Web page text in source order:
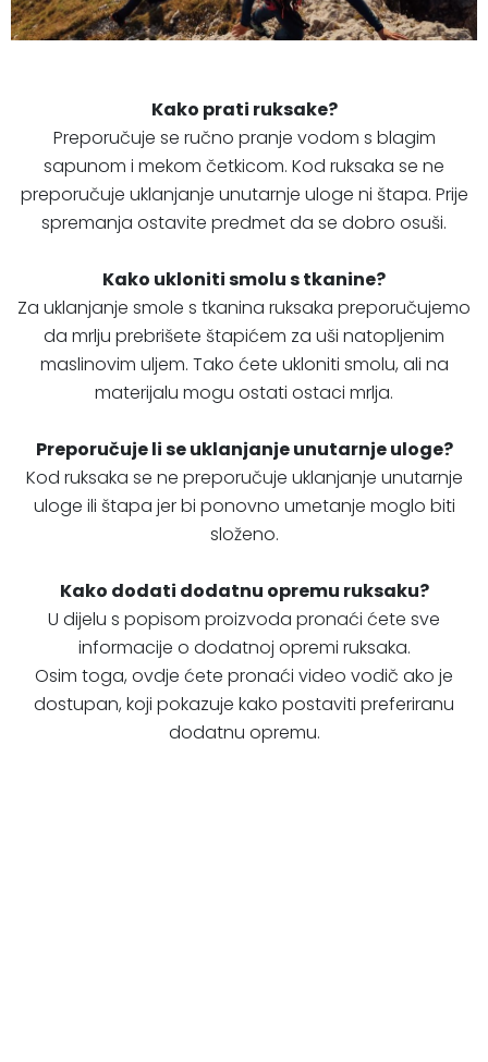
Kako prati ruksake?
Preporučuje se ručno pranje vodom s blagim
sapunom i mekom četkicom. Kod ruksaka se ne
preporučuje uklanjanje unutarnje uloge ni štapa. Prije
spremanja ostavite predmet da se dobro osuši.
Kako ukloniti smolu s tkanine?
Za uklanjanje smole s tkanina ruksaka preporučujemo
da mrlju prebrišete štapićem za uši natopljenim
maslinovim uljem. Tako ćete ukloniti smolu, ali na
materijalu mogu ostati ostaci mrlja.
Preporučuje li se uklanjanje unutarnje uloge?
Kod ruksaka se ne preporučuje uklanjanje unutarnje
uloge ili štapa jer bi ponovno umetanje moglo biti
složeno.
Kako dodati dodatnu opremu ruksaku?
U dijelu s popisom proizvoda pronaći ćete sve
informacije o dodatnoj opremi ruksaka.
Osim toga, ovdje ćete pronaći video vodič ako je
dostupan, koji pokazuje kako postaviti preferiranu
dodatnu opremu.